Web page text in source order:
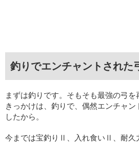
釣りでエンチャントされた
まずは釣りです。そもそも最強の弓
きっかけは、釣りで、偶然エンチャン
したから。
今までは宝釣りⅡ、入れ食いⅡ、耐久